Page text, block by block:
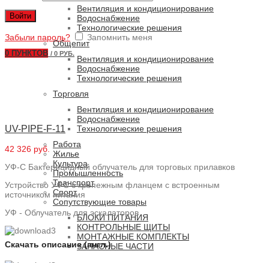
Войти
Забыли пароль? Запомнить меня
0 ПУНКТОВ / 0 РУБ.
Вентиляция и кондиционирование
Водоснабжение
Технологические решения
Общепит
Вентиляция и кондиционирование
Водоснабжение
Технологические решения
Торговля
Вентиляция и кондиционирование
Водоснабжение
Технологические решения
Работа
Жилье
Культура
Промышленность
Транспорт
Спорт
Сопутствующие товары
БЛОКИ ПИТАНИЯ
КОНТРОЛЬНЫЕ ЩИТЫ
МОНТАЖНЫЕ КОМПЛЕКТЫ
ЗАПАСНЫЕ ЧАСТИ
UV-PIPE-F-11
42 326 руб.
УФ-С Бактерицидный облучатель для торговых прилавков
Устройство УФС с крепежным фланцем с встроенным
источником питания
УФ - Облучатель для эскалаторов
Скачать описание (англ.)